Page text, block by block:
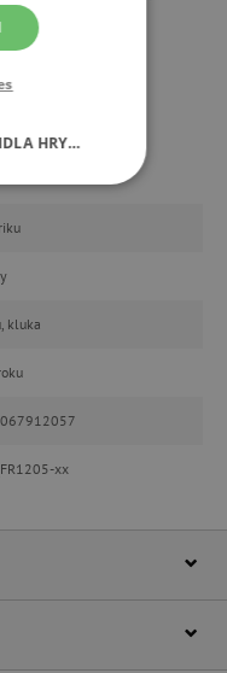
batolata
kluka
xx
HRY…
Webové
souborů